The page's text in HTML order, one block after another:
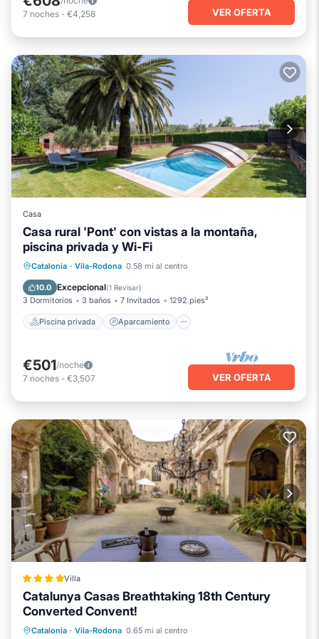
7 noches - €4,258 VER OFERTA
Casa
Casa rural 'Pont' con vistas a la montaña,
piscina privada y Wi-Fi
Catalonia · Vila-Rodona 0.58 mi al centro
10.0 Excepcional(1 Revisar)
3 Dormitorios 3 baños 7 Invitados 1292 pies²
Piscina privada Aparcamiento
Piscina privada
Aparcamiento
Piscina
Balcón/Terraza
€501/noche
7 noches - €3,507 VER OFERTA
Villa
Catalunya Casas Breathtaking 18th Century
Converted Convent!
Catalonia · Vila-Rodona 0.65 mi al centro
Desayuno Aparcamiento